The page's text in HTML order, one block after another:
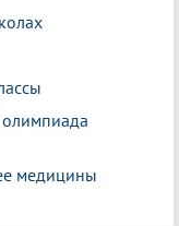
медицины